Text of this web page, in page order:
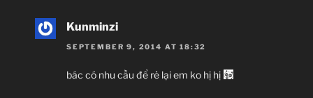
Kunminzi
SEPTEMBER 9, 2014 AT 18:32
bác có nhu cầu để rẻ lại em ko hị hị